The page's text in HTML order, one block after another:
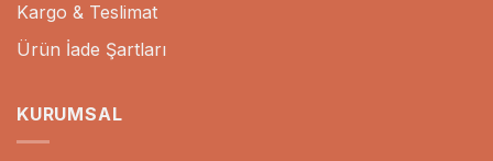
Kargo & Teslimat
Ürün İade Şartları
KURUMSAL